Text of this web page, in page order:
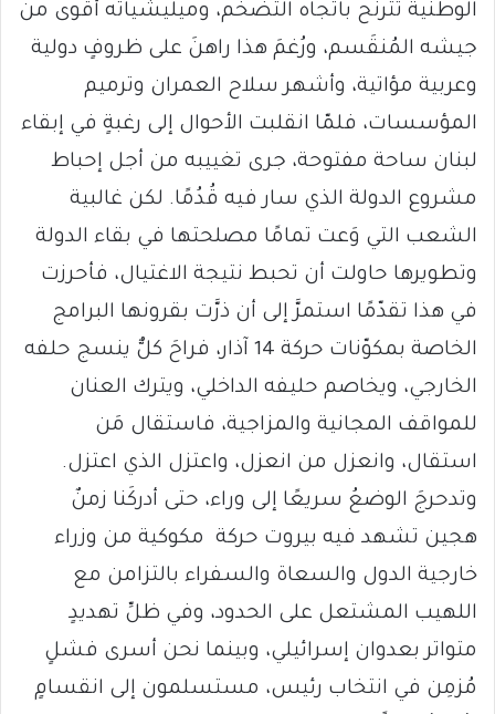
الوطنية تترنَّح باتجاه التضخم، وميليشياته أقوى من
جيشه المُنقَسم، ورُغمَ هذا راهنَ على ظروفٍ دولية
وعربية مؤاتية، وأشهر سلاح العمران وترميم
المؤسسات، فلمّا انقلبت الأحوال إلى رغبةٍ في إبقاء
لبنان ساحة مفتوحة، جرى تغييبه من أجل إحباط
مشروع الدولة الذي سار فيه قُدُمًا. لكن غالبية
الشعب التي وَعت تمامًا مصلحتها في بقاء الدولة
وتطويرها حاولت أن تحبط نتيجة الاغتيال، فأحرزت
في هذا تقدّمًا استمرَّ إلى أن ذرَّت بقرونها البرامج
الخاصة بمكوّنات حركة 14 آذار، فراحَ كلٌّ ينسج حلفه
الخارجي، ويخاصم حليفه الداخلي، ويترك العنان
للمواقف المجانية والمزاجية، فاستقال مَن
استقال، وانعزل من انعزل، واعتزل الذي اعتزل.
وتدحرجَ الوضعُ سريعًا إلى وراء، حتى أدركَنا زمنٌ
هجين تشهد فيه بيروت حركة مكوكية من وزراء
خارجية الدول والسعاة والسفراء بالتزامن مع
اللهيب المشتعل على الحدود، وفي ظلِّ تهديدٍ
متواتر بعدوان إسرائيلي، وبينما نحن أسرى فشلٍ
مُزمِن في انتخاب رئيس، مستسلمون إلى انقسامٍ